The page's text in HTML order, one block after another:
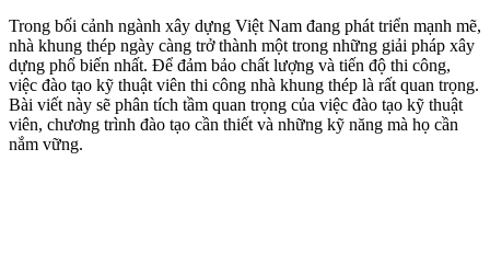
Trong bối cảnh ngành xây dựng Việt Nam đang phát triển mạnh mẽ,
nhà khung thép ngày càng trở thành một trong những giải pháp xây
dựng phổ biến nhất. Để đảm bảo chất lượng và tiến độ thi công,
việc đào tạo kỹ thuật viên thi công nhà khung thép là rất quan trọng.
Bài viết này sẽ phân tích tầm quan trọng của việc đào tạo kỹ thuật
viên, chương trình đào tạo cần thiết và những kỹ năng mà họ cần
nắm vững.